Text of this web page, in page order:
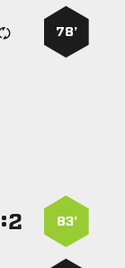
78’
83’
: